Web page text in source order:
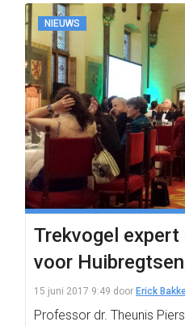
NIEUWS
Trekvogel expert
voor
15 juni 2017 9:49 door Erick
Professor dr. Theunis